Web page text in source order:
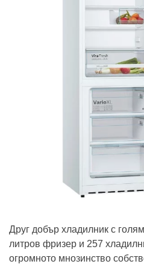
Друг добър хладилник с
литров фризер и 257
огромното мнозинство